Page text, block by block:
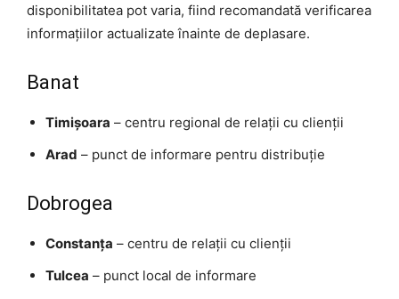
disponibilitatea pot varia, fiind recomandată verificarea
informațiilor actualizate înainte de deplasare.
Banat
Timișoara – centru regional de relații cu clienții
Arad – punct de informare pentru distribuție
Dobrogea
Constanța – centru de relații cu clienții
Tulcea – punct local de informare